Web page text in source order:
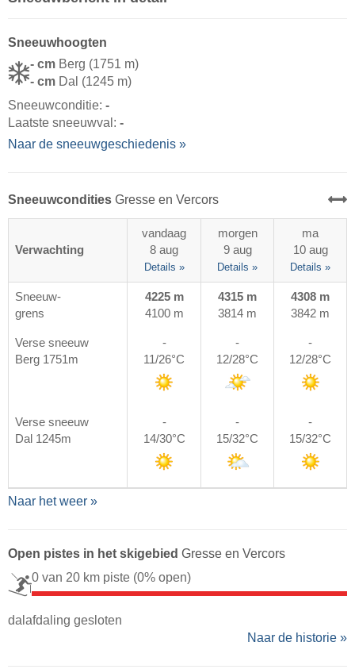
Sneeuwhoogten
- cm Berg (1751 m)
- cm Dal (1245 m)
Sneeuwconditie: -
Laatste sneeuwval: -
Naar de sneeuwgeschiedenis »
Sneeuwcondities Gresse en Vercors
Verwachting
vandaag
8 aug
Details »
morgen
9 aug
Details »
ma
10 aug
Details »
Sneeuw-
grens
4225 m
4100 m
4315 m
3814 m
4308 m
3842 m
Verse sneeuw
Berg 1751m
-
11/26°C
-
12/28°C
-
12/28°C
Verse sneeuw
Dal 1245m
-
14/30°C
-
15/32°C
-
15/32°C
Naar het weer »
Open pistes in het skigebied Gresse en Vercors
0 van 20 km piste (0% open)
dalafdaling gesloten
Naar de historie »